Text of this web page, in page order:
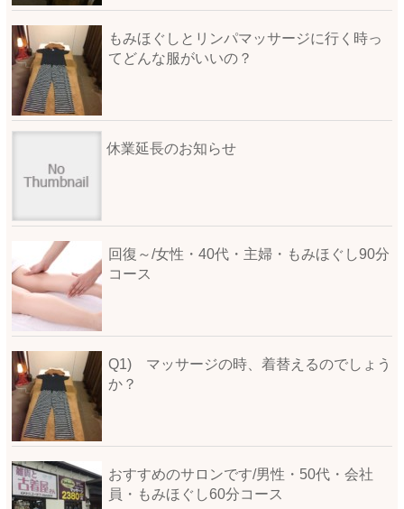
もみほぐしとリンパマッサージに行く時っ
てどんな服がいいの？
休業延長のお知らせ
回復～/女性・40代・主婦・もみほぐし90分
コース
Q1) マッサージの時、着替えるのでしょう
か？
おすすめのサロンです/男性・50代・会社
員・もみほぐし60分コース